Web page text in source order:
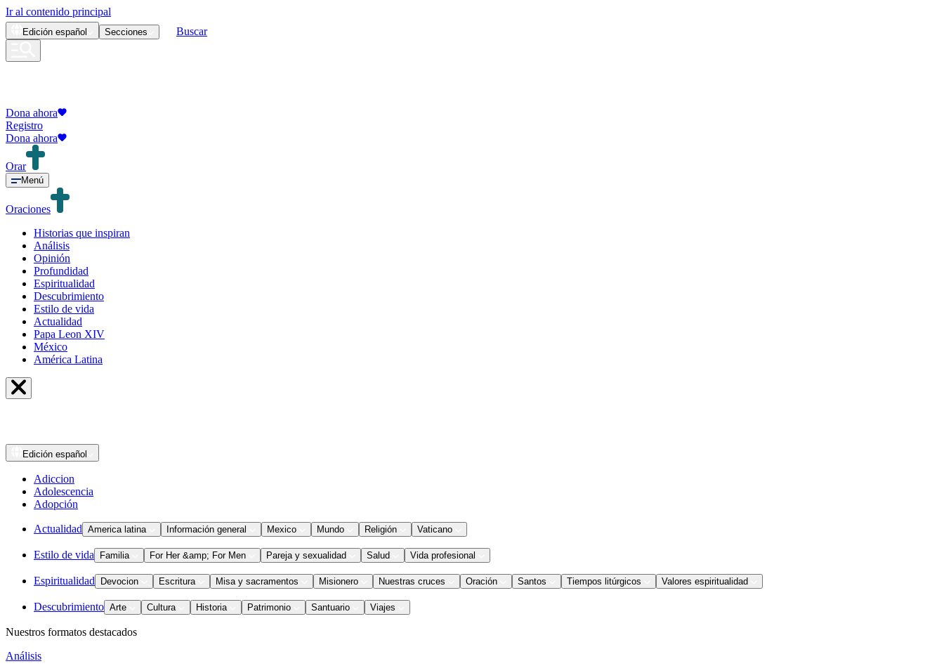
Ir al contenido principal
Edición español Secciones Buscar
Dona ahora
Registro
Dona ahora
Orar
Menú
Oraciones
Historias que inspiran
Análisis
Opinión
Profundidad
Espiritualidad
Descubrimiento
Estilo de vida
Actualidad
Papa Leon XIV
México
América Latina
Edición español
Adiccion
Adolescencia
Adopción
Actualidad America latina Información general Mexico Mundo Religión Vaticano
Estilo de vida Familia For Her &amp; For Men Pareja y sexualidad Salud Vida profesional
Espiritualidad Devocion Escritura Misa y sacramentos Misionero Nuestras cruces Oración Santos Tiempos litúrgicos Valores espiritualidad
Descubrimiento Arte Cultura Historia Patrimonio Santuario Viajes
Nuestros formatos destacados
Análisis